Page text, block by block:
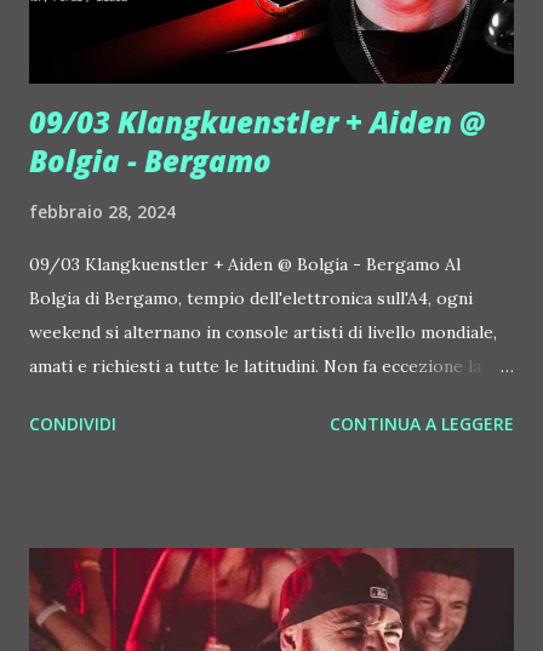
presenza a Sanremo d...
09/03 Klangkuenstler + Aiden @
Bolgia - Bergamo
febbraio 28, 2024
09/03 Klangkuenstler + Aiden @ Bolgia - Bergamo Al
Bolgia di Bergamo, tempio dell'elettronica sull'A4, ogni
weekend si alternano in console artisti di livello mondiale,
amati e richiesti a tutte le latitudini. Non fa eccezione la
arriva il top dj producer tedesco Klangkuenstler. Con lui c'è
un memorabile party, all'insegna del ritmo e
dell'avanguardia al mixer. Tedesco, 400mila follower su
Instagram, KlangKuenstler trascorre i primi anni della sua
CONDIVIDI CONTINUA A LEGGERE